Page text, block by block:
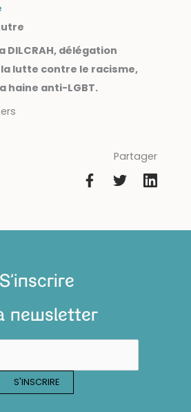
DILCRAH, délégation
lutte contre le racisme,
haine anti-LGBT.
Partager
S'inscrire
newsletter